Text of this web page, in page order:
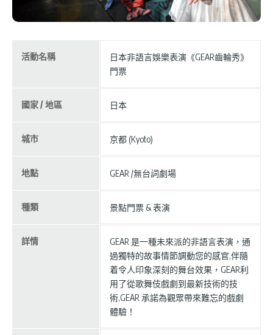
活動名稱
日本非語言娛樂表演《GEAR齒輪秀》
門票
國家 / 地區 日本
城市 京都 (Kyoto)
地點 GEAR /無台詞劇場
種類 景點門票 & 表演
詳情
GEAR 是一種未來派的非語言表演，通
過獨特的故事情節調動您的感官,伴隨
着令人印象深刻的舞台效果，GEAR利
用了從歌舞伎戲劇到最新技術的技
術,GEAR 承諾為觀眾帶來難忘的戲劇
體驗！